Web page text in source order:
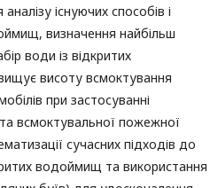
існуючих способів і
визначення найбільш
води із відкритих
висоту всмоктування
при застосуванні
всмоктувальної пожежної
сучасних підходів до
водоймищ та використання